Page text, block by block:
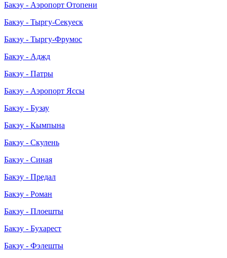
Бакэу - Аэропорт Отопени
Бакэу - Тыргу-Секуеск
Бакэу - Тыргу-Фрумос
Бакэу - Аджд
Бакэу - Патры
Бакэу - Аэропорт Яссы
Бакэу - Бузау
Бакэу - Кымпына
Бакэу - Скулень
Бакэу - Синая
Бакэу - Предал
Бакэу - Роман
Бакэу - Плоешты
Бакэу - Бухарест
Бакэу - Фэлешты